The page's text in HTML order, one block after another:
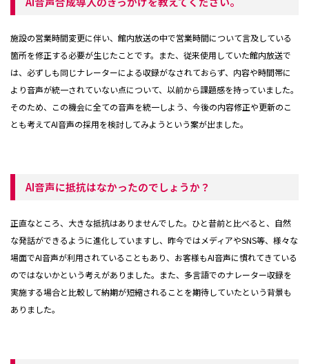
施設の営業時間変更に伴い、館内放送の中で営業時間について言及している
箇所を修正する必要が生じたことです。また、従来使用していた館内放送で
は、必ずしも同じナレーターによる収録がなされておらず、内容や時間帯に
より音声が統一されていない点について、以前から課題感を持っていました。
そのため、この機会に全ての音声を統一しよう、今後の内容修正や更新のこ
とも考えてAI音声の採用を検討してみようという案が出ました。
AI音声に抵抗はなかったのでしょうか？
正直なところ、大きな抵抗はありませんでした。ひと昔前と比べると、自然
な発話ができるように進化していますし、昨今ではメディアやSNS等、様々な
場面でAI音声が利用されていることもあり、お客様もAI音声に慣れてきている
のではないかという考えがありました。また、多言語でのナレーター収録を
実施する場合と比較して納期が短縮されることを期待していたという背景も
ありました。